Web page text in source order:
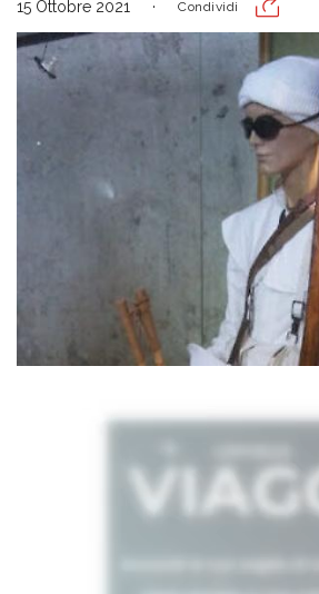
15 Ottobre 2021 Condividi